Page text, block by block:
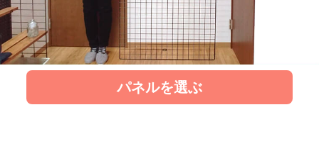
パネルを選ぶ